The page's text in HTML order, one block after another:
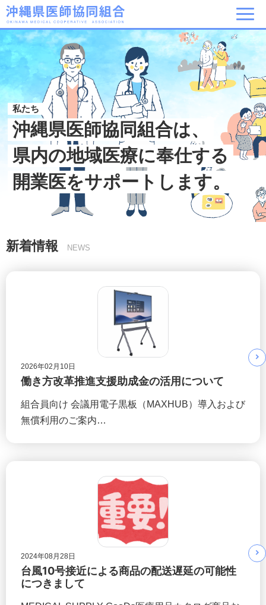
私たち
沖縄県医師協同組合は、
県内の地域医療に奉仕する
開業医をサポートします。
新着情報 NEWS
2026年02月10日
働き方改革推進支援助成金の活用について
組合員向け 会議用電子黒板（MAXHUB）導入および
無償利用のご案内…
2024年08月28日
台風10号接近による商品の配送遅延の可能性
につきまして